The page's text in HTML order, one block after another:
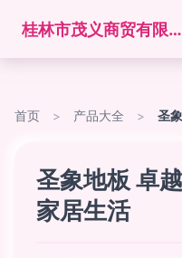
桂林市茂义商贸有限公司
首页 > 产品大全 > 圣
圣象地板 卓
家居生活